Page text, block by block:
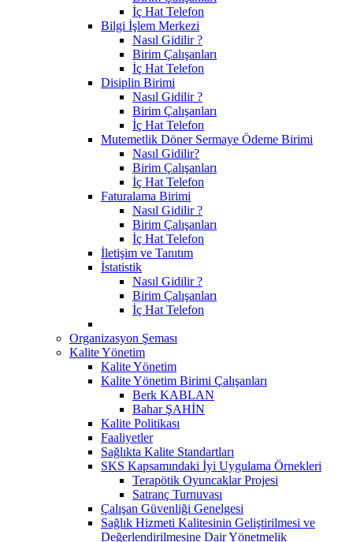
İç Hat Telefon
Bilgi İşlem Merkezi
Nasıl Gidilir ?
Birim Çalışanları
İç Hat Telefon
Disiplin Birimi
Nasıl Gidilir ?
Birim Çalışanları
İç Hat Telefon
Mutemetlik Döner Sermaye Ödeme Birimi
Nasıl Gidilir?
Birim Çalışanları
İç Hat Telefon
Faturalama Birimi
Nasıl Gidilir ?
Birim Çalışanları
İç Hat Telefon
İletişim ve Tanıtım
İstatistik
Nasıl Gidilir ?
Birim Çalışanları
İç Hat Telefon
Organizasyon Şeması
Kalite Yönetim
Kalite Yönetim
Kalite Yönetim Birimi Çalışanları
Berk KABLAN
Bahar ŞAHİN
Kalite Politikası
Faaliyetler
Sağlıkta Kalite Standartları
SKS Kapsamındaki İyi Uygulama Örnekleri
Terapötik Oyuncaklar Projesi
Satranç Turnuvası
Çalışan Güvenliği Genelgesi
Sağlık Hizmeti Kalitesinin Geliştirilmesi ve
Değerlendirilmesine Dair Yönetmelik